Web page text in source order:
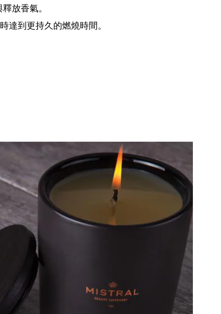
放香氣。
到更持久的燃燒時間。